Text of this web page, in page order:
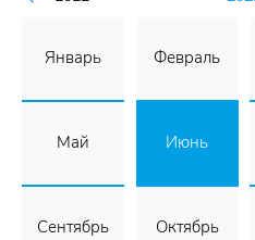
Январь Февраль
Май Июнь
Сентябрь Октябрь